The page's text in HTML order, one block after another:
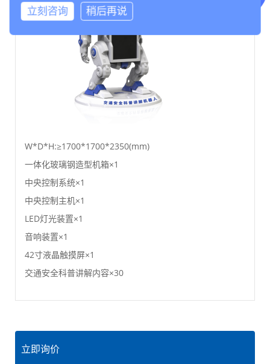
W*D*H:≥1700*1700*2350(mm)
一体化玻璃钢造型机箱×1
中央控制系统×1
中央控制主机×1
LED灯光装置×1
音响装置×1
42寸液晶触摸屏×1
交通安全科普讲解内容×30
立即询价
立刻咨询 稍后再说